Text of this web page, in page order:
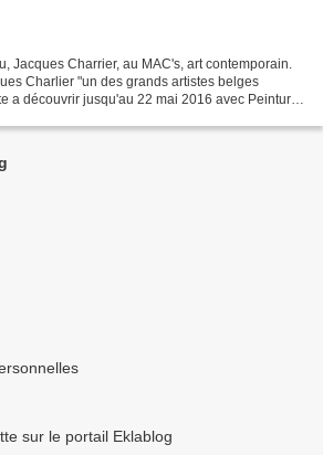
Jacques Charrier, au MAC's, art contemporain.
Charlier "un des grands artistes belges
a découvrir jusqu'au 22 mai 2016 avec Peintures
sur le portail Eklablog